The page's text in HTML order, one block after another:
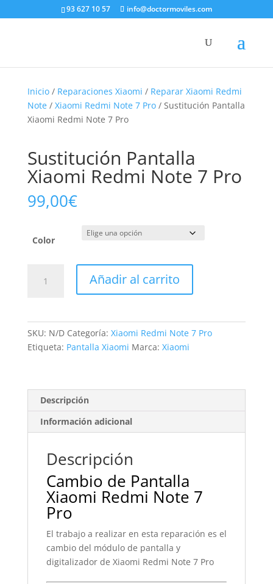
93 627 10 57 info@doctormoviles.com
Inicio/ Reparaciones Xiaomi / Reparar Xiaomi Redmi
Note/ Xiaomi Redmi Note 7 Pro/ Sustitución Pantalla
Xiaomi Redmi Note 7 Pro
Sustitución Pantalla
Xiaomi Redmi Note 7 Pro
99,00€
Color
Pantalla
Añadir al carrito
SKU: N/D Categoría: Xiaomi Redmi Note 7 Pro
Etiqueta: Pantalla Xiaomi Marca: Xiaomi
Descripción
Información adicional
Descripción
Cambio de Pantalla
Xiaomi Redmi Note 7
Pro
El trabajo a realizar en esta reparación es el
cambio del módulo de pantalla y
digitalizador de Xiaomi Redmi Note 7 Pro